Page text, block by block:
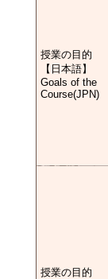
授業の目的
【日本語】
Goals of the
Course(JPN)
授業の目的